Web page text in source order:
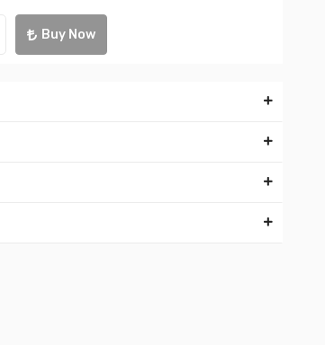
Buy Now